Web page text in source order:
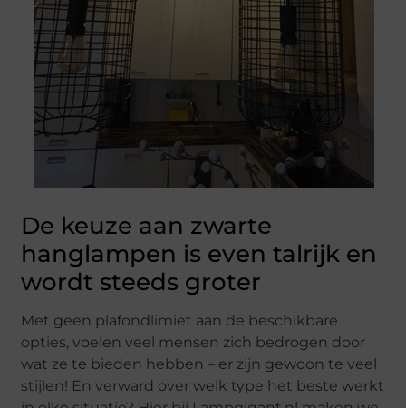
De keuze aan zwarte
hanglampen is even talrijk en
wordt steeds groter
Met geen plafondlimiet aan de beschikbare
opties, voelen veel mensen zich bedrogen door
wat ze te bieden hebben – er zijn gewoon te veel
stijlen! En verward over welk type het beste werkt